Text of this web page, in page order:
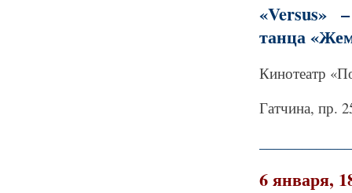
«Versus»
танца
Кинотеатр
Гатчина, пр.
6 января,